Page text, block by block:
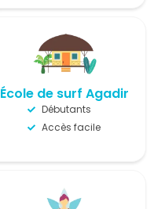
École de surf Agadir
Débutants
Accès facile